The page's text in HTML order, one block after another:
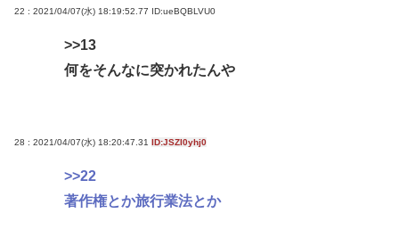
22 : 2021/04/07(水) 18:19:52.77 ID:ueBQBLVU0
>>13
何をそんなに突かれたんや
28 : 2021/04/07(水) 18:20:47.31 ID:JSZI0yhj0
>>22
著作権とか旅行業法とか